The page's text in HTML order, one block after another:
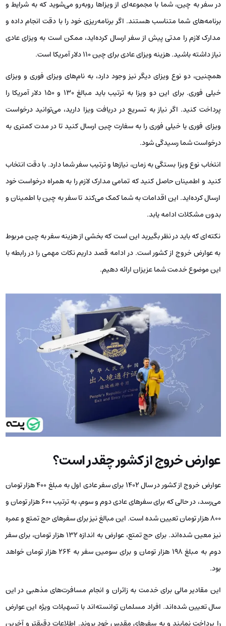
در سفر به چین، شما با مجموعه‌ای از ویزاها روبه‌رو می‌شوید که به شرایط و
برنامه‌های شما متناسب هستند. اگر برنامه‌ریزی خود را با دقت انجام داده و
مدارک لازم را مدتی پیش از سفر ارسال کرده‌اید، ممکن است به ویزای عادی
نیاز داشته باشید. هزینه ویزای عادی برای چین 110 دلار آمریکا است.
همچنین، دو نوع ویزای دیگر نیز وجود دارد، به نام‌های ویزای فوری و ویزای
خیلی فوری. برای این دو ویزا به ترتیب باید مبالغ 130 و 150 دلار آمریکا را
پرداخت کنید. اگر نیاز به تسریع در دریافت ویزا دارید، می‌توانید درخواست
ویزای فوری یا خیلی فوری را به سفارت چین ارسال کنید تا در مدت کمتری به
درخواست شما رسیدگی شود.
انتخاب نوع ویزا بستگی به زمان، نیازها و ترتیب سفر شما دارد. با دقت انتخاب
کنید و اطمینان حاصل کنید که تمامی مدارک لازم را به همراه درخواست خود
ارسال کرده‌اید. این اقدامات به شما کمک می‌کند تا سفر به چین با اطمینان و
بدون مشکلات ادامه یابد.
نکته‌ای که باید در نظر بگیرید این است که بخشی از هزینه سفر به چین مربوط
به عوارض خروج از کشور است. در ادامه قصد داریم نکات مهمی را در رابطه با
این موضوع خدمت شما عزیزان ارائه دهیم.
عوارض خروج از کشور چقدر است؟
عوارض خروج از کشور در سال ۱۴۰۲ برای سفر عادی اول به مبلغ ۴۰۰ هزار تومان
می‌رسد، در حالی که برای سفرهای عادی دوم و سوم، به ترتیب ۶۰۰ هزار تومان و
۸۰۰ هزار تومان تعیین شده است. این مبالغ نیز برای سفرهای حج تمتع و عمره
نیز معین شده‌اند. برای حج تمتع، عوارض به اندازه ۱۳۲ هزار تومان، برای سفر
دوم به مبلغ ۱۹۸ هزار تومان و برای سومین سفر به ۲۶۴ هزار تومان خواهد
بود.
این مقادیر مالی برای خدمت به زائران و انجام مسافرت‌های مذهبی در این
سال تعیین شده‌اند. افراد مسلمان توانسته‌اند با تسهیلات ویژه این عوارض